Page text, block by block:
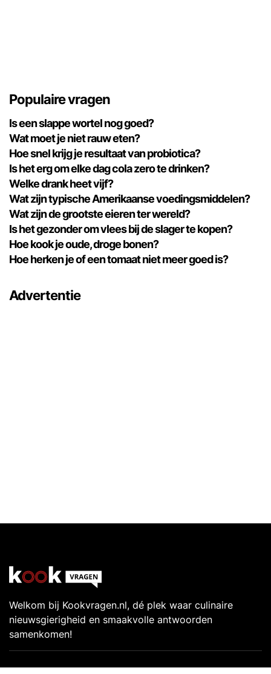
Populaire vragen
Is een slappe wortel nog goed?
Wat moet je niet rauw eten?
Hoe snel krijg je resultaat van probiotica?
Is het erg om elke dag cola zero te drinken?
Welke drank heet vijf?
Wat zijn typische Amerikaanse voedingsmiddelen?
Wat zijn de grootste eieren ter wereld?
Is het gezonder om vlees bij de slager te kopen?
Hoe kook je oude, droge bonen?
Hoe herken je of een tomaat niet meer goed is?
Advertentie
Welkom bij Kookvragen.nl, dé plek waar culinaire
nieuwsgierigheid en smaakvolle antwoorden
samenkomen!